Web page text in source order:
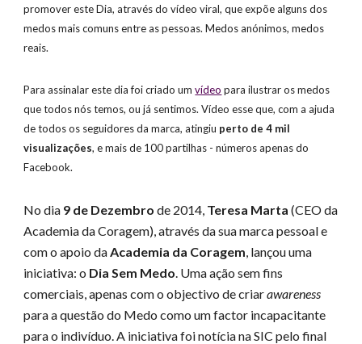
promover este Dia, através do vídeo viral, que expõe alguns dos
medos mais comuns entre as pessoas. Medos anónimos, medos
reais.
Para assinalar este dia foi criado um vídeo para ilustrar os medos
que todos nós temos, ou já sentimos. Vídeo esse que, com a ajuda
de todos os seguidores da marca, atingiu perto de 4 mil
visualizações, e mais de 100 partilhas - números apenas do
Facebook.
No dia 9 de Dezembro de 2014, Teresa Marta (CEO da
Academia da Coragem), através da sua marca pessoal e
com o apoio da Academia da Coragem, lançou uma
iniciativa: o Dia Sem Medo. Uma ação sem fins
comerciais, apenas com o objectivo de criar awareness
para a questão do Medo como um factor incapacitante
para o indivíduo. A iniciativa foi notícia na SIC pelo final